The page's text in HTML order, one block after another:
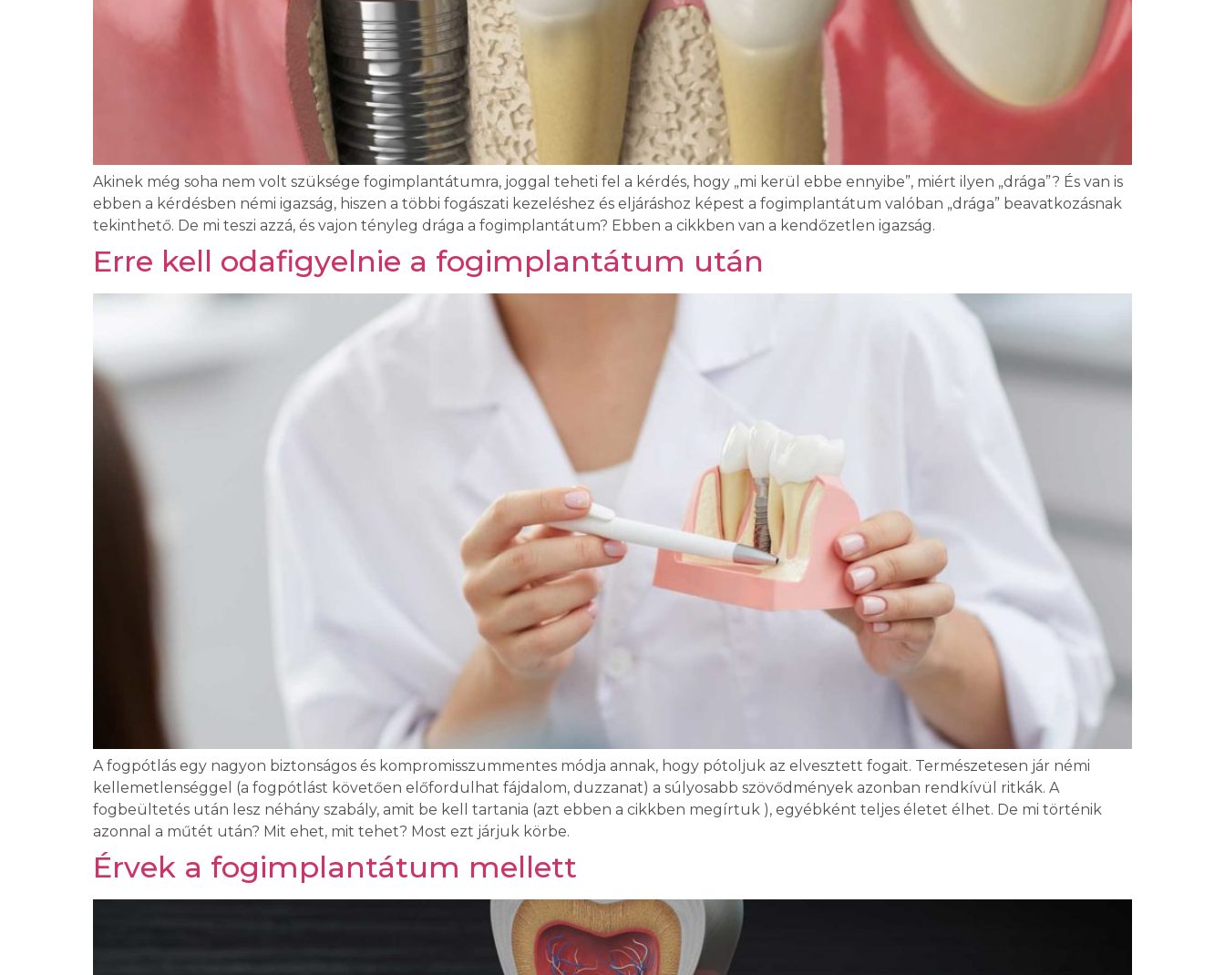
Akinek még soha nem volt szüksége fogimplantátumra, joggal teheti fel a kérdés, hogy „mi kerül ebbe ennyibe”, miért ilyen „drága”? És van is
ebben a kérdésben némi igazság, hiszen a többi fogászati kezeléshez és eljáráshoz képest a fogimplantátum valóban „drága” beavatkozásnak
tekinthető. De mi teszi azzá, és vajon tényleg drága a fogimplantátum? Ebben a cikkben van a kendőzetlen igazság.
Erre kell odafigyelnie a fogimplantátum után
A fogpótlás egy nagyon biztonságos és kompromisszummentes módja annak, hogy pótoljuk az elvesztett fogait. Természetesen jár némi
kellemetlenséggel (a fogpótlást követően előfordulhat fájdalom, duzzanat) a súlyosabb szövődmények azonban rendkívül ritkák. A
fogbeültetés után lesz néhány szabály, amit be kell tartania (azt ebben a cikkben megírtuk ), egyébként teljes életet élhet. De mi történik
azonnal a műtét után? Mit ehet, mit tehet? Most ezt járjuk körbe.
Érvek a fogimplantátum mellett